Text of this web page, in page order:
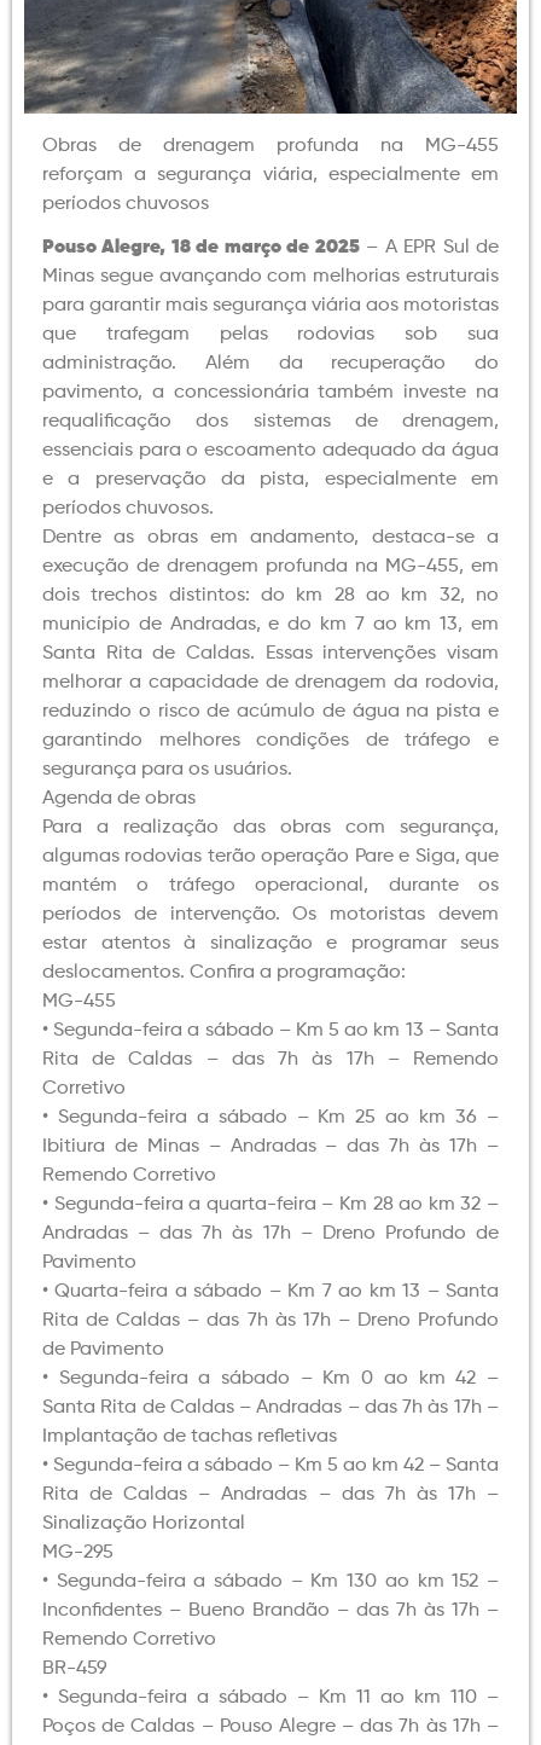
Obras de drenagem profunda na MG-455
reforçam a segurança viária, especialmente em
períodos chuvosos
Pouso Alegre, 18 de março de 2025– A EPR Sul de
Minas segue avançando com melhorias estruturais
para garantir mais segurança viária aos motoristas
que trafegam pelas rodovias sob sua
administração. Além da recuperação do
pavimento, a concessionária também investe na
requalificação dos sistemas de drenagem,
essenciais para o escoamento adequado da água
e a preservação da pista, especialmente em
períodos chuvosos.
Dentre as obras em andamento, destaca-se a
execução de drenagem profunda na MG-455, em
dois trechos distintos: do km 28 ao km 32, no
município de Andradas, e do km 7 ao km 13, em
Santa Rita de Caldas. Essas intervenções visam
melhorar a capacidade de drenagem da rodovia,
reduzindo o risco de acúmulo de água na pista e
garantindo melhores condições de tráfego e
segurança para os usuários.
Agenda de obras
Para a realização das obras com segurança,
algumas rodovias terão operação Pare e Siga, que
mantém o tráfego operacional, durante os
períodos de intervenção. Os motoristas devem
estar atentos à sinalização e programar seus
deslocamentos. Confira a programação:
MG-455
• Segunda-feira a sábado – Km 5 ao km 13 – Santa
Rita de Caldas – das 7h às 17h – Remendo
Corretivo
• Segunda-feira a sábado – Km 25 ao km 36 –
Ibitiura de Minas – Andradas – das 7h às 17h –
Remendo Corretivo
• Segunda-feira a quarta-feira – Km 28 ao km 32 –
Andradas – das 7h às 17h – Dreno Profundo de
Pavimento
• Quarta-feira a sábado – Km 7 ao km 13 – Santa
Rita de Caldas – das 7h às 17h – Dreno Profundo
de Pavimento
• Segunda-feira a sábado – Km 0 ao km 42 –
Santa Rita de Caldas – Andradas – das 7h às 17h –
Implantação de tachas refletivas
• Segunda-feira a sábado – Km 5 ao km 42 – Santa
Rita de Caldas – Andradas – das 7h às 17h –
Sinalização Horizontal
MG-295
• Segunda-feira a sábado – Km 130 ao km 152 –
Inconfidentes – Bueno Brandão – das 7h às 17h –
Remendo Corretivo
BR-459
• Segunda-feira a sábado – Km 11 ao km 110 –
Poços de Caldas – Pouso Alegre – das 7h às 17h –